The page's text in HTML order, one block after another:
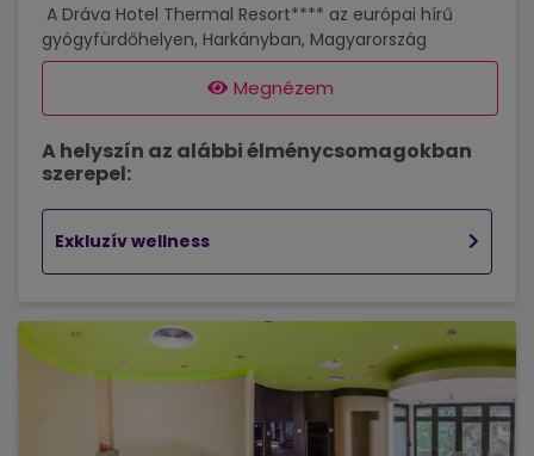
A Dráva Hotel Thermal Resort**** az európai hírű
gyógyfürdőhelyen, Harkányban, Magyarország
délnyugati részén, mindössze 20 percnyi autóútra
fekszik Pécstől (25 km) és 3 órányi autóútra
Budapesttől (220 km). Szállodánkban 88 komfortos,
légkondicionált szoba található A szálloda szobáit
harmónia, visszafogott elegancia jellemzi. A
háromemeletes hotelben az egy- és kétágyas szobák
mellett lakosztályok, családi szobák és
mozgáskorlátozottak részére szolgáló szobák is
Megnézem
A helyszín az alábbi élménycsomagokban
szerepel:
Exkluzív wellness